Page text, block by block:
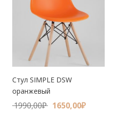
Стул SIMPLE DSW
оранжевый
1990,00₽ 1650,00₽